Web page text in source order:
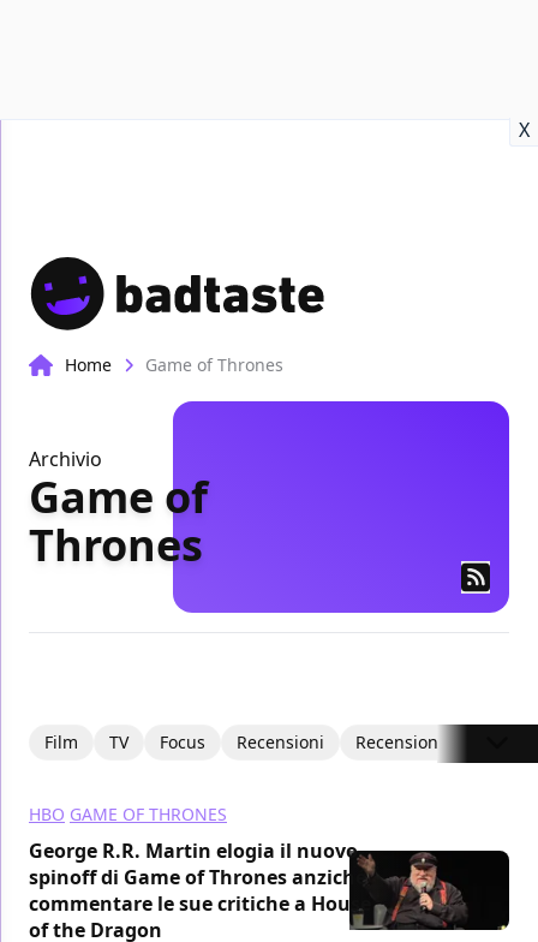
X
Home Game of Thrones
Archivio
Game of
Thrones
Film TV Focus Recensioni Recensioni Video
HBO GAME OF THRONES
George R.R. Martin elogia il nuovo
spinoff di Game of Thrones anziché
commentare le sue critiche a House
of the Dragon